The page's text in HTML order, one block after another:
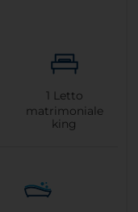
1 Letto
matrimoniale
king